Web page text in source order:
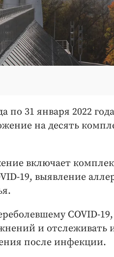
по 31 января 2022
на десять
включает
19, выявление
COVID-
и отслеживать
после инфекции.